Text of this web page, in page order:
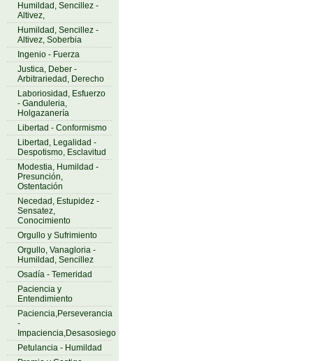
Humildad, Sencillez -
Altivez,
Humildad, Sencillez -
Altivez, Soberbia
Ingenio - Fuerza
Justica, Deber -
Arbitrariedad, Derecho
Laboriosidad, Esfuerzo
- Ganduleria,
Holgazanería
Libertad - Conformismo
Libertad, Legalidad -
Despotismo, Esclavitud
Modestia, Humildad -
Presunción,
Ostentación
Necedad, Estupidez -
Sensatez,
Conocimiento
Orgullo y Sufrimiento
Orgullo, Vanagloria -
Humildad, Sencillez
Osadía - Temeridad
Paciencia y
Entendimiento
Paciencia,Perseverancia
-
Impaciencia,Desasosiego
Petulancia - Humildad